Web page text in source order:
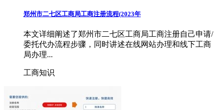
郑州市二七区工商局工商注册流程(2023年
本文详细阐述了郑州市二七区工商局工商注册自己申请/
委托代办流程步骤，同时讲述在线网站办理和线下工商
局办理...
工商知识